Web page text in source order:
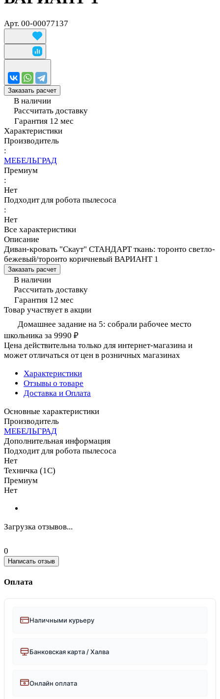
Арт. 00-00077137
Заказать расчет
В наличии
Рассчитать доставку
Гарантия 12 мес
Характеристики
Производитель
:
МЕБЕЛЬГРАД
Премиум
:
Нет
Подходит для робота пылесоса
:
Нет
Все характеристики
Описание
Диван-кровать "Скаут" СТАНДАРТ ткань: торонто светло-
бежевый/торонто коричневый ВАРИАНТ 1
Заказать расчет
В наличии
Рассчитать доставку
Гарантия 12 мес
Товар участвует в акции
Домашнее задание на 5: собрали рабочее место
школьника за 9990 ₽
Цена действительна только для интернет-магазина и
может отличаться от цен в розничных магазинах
Характеристики
Отзывы о товаре
Доставка и Оплата
Основные характеристики
Производитель
МЕБЕЛЬГРАД
Дополнительная информация
Подходит для робота пылесоса
Нет
Техничка (1С)
Премиум
Нет
Загрузка отзывов...
0
Написать отзыв
Оплата
Наличными курьеру
Банковская карта / Халва
Онлайн оплата